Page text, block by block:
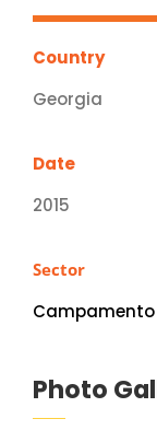
Country
Georgia
Date
2015
Sector
Photo